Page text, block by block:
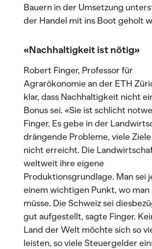
Bauern in der Umsetzung
der Handel mit ins Boot geholt
«Nachhaltigkeit ist nötig»
Robert Finger, Professor für
Agrarökonomie an der ETH
klar, dass Nachhaltigkeit nicht
Bonus sei. «Sie ist schlicht
Finger. Es gebe in der
drängende Probleme, viele
nicht erreicht. Die
weltweit ihre eigene
Produktionsgrundlage. Man sei
einem wichtigen Punkt, wo
müsse. Die Schweiz sei
gut aufgestellt, sagte Finger.
Land der Welt möchte sich so
leisten, so viele Steuergelder